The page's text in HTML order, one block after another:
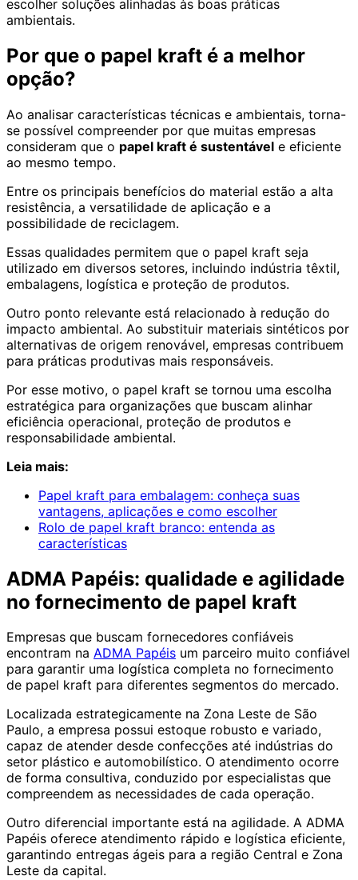
escolher soluções alinhadas às boas práticas
ambientais.
Por que o papel kraft é a melhor
opção?
Ao analisar características técnicas e ambientais, torna-
se possível compreender por que muitas empresas
consideram que o papel kraft é sustentável e eficiente
ao mesmo tempo.
Entre os principais benefícios do material estão a alta
resistência, a versatilidade de aplicação e a
possibilidade de reciclagem.
Essas qualidades permitem que o papel kraft seja
utilizado em diversos setores, incluindo indústria têxtil,
embalagens, logística e proteção de produtos.
Outro ponto relevante está relacionado à redução do
impacto ambiental. Ao substituir materiais sintéticos por
alternativas de origem renovável, empresas contribuem
para práticas produtivas mais responsáveis.
Por esse motivo, o papel kraft se tornou uma escolha
estratégica para organizações que buscam alinhar
eficiência operacional, proteção de produtos e
responsabilidade ambiental.
Leia mais:
Papel kraft para embalagem: conheça suas
vantagens, aplicações e como escolher
Rolo de papel kraft branco: entenda as
características
ADMA Papéis: qualidade e agilidade
no fornecimento de papel kraft
Empresas que buscam fornecedores confiáveis
encontram na ADMA Papéis um parceiro muito confiável
para garantir uma logística completa no fornecimento
de papel kraft para diferentes segmentos do mercado.
Localizada estrategicamente na Zona Leste de São
Paulo, a empresa possui estoque robusto e variado,
capaz de atender desde confecções até indústrias do
setor plástico e automobilístico. O atendimento ocorre
de forma consultiva, conduzido por especialistas que
compreendem as necessidades de cada operação.
Outro diferencial importante está na agilidade. A ADMA
Papéis oferece atendimento rápido e logística eficiente,
garantindo entregas ágeis para a região Central e Zona
Leste da capital.